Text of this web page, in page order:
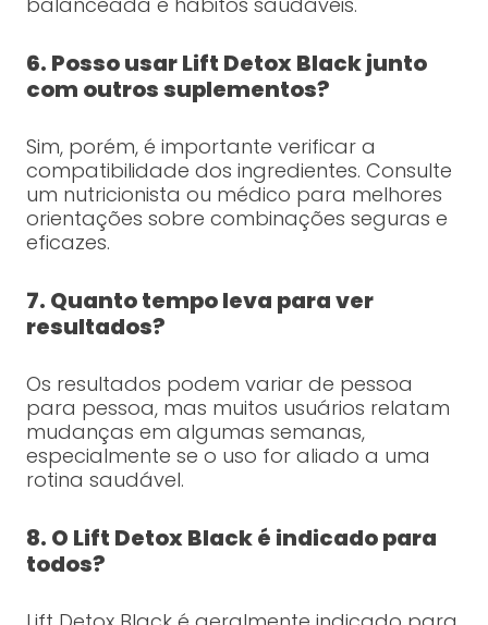
6. Posso usar Lift Detox Black junto
com outros suplementos?
Sim, porém, é importante verificar a
compatibilidade dos ingredientes. Consulte
um nutricionista ou médico para melhores
orientações sobre combinações seguras e
eficazes.
7. Quanto tempo leva para ver
resultados?
Os resultados podem variar de pessoa
para pessoa, mas muitos usuários relatam
mudanças em algumas semanas,
especialmente se o uso for aliado a uma
rotina saudável.
8. O Lift Detox Black é indicado para
todos?